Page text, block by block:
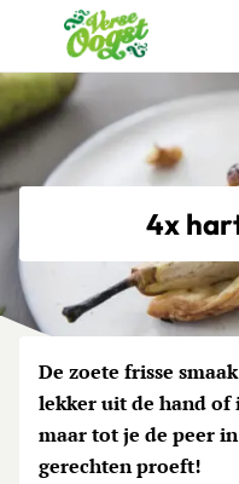
Verse Oogst
4x
De zoete frisse
lekker uit de hand of
maar tot je de peer
gerechten proeft!